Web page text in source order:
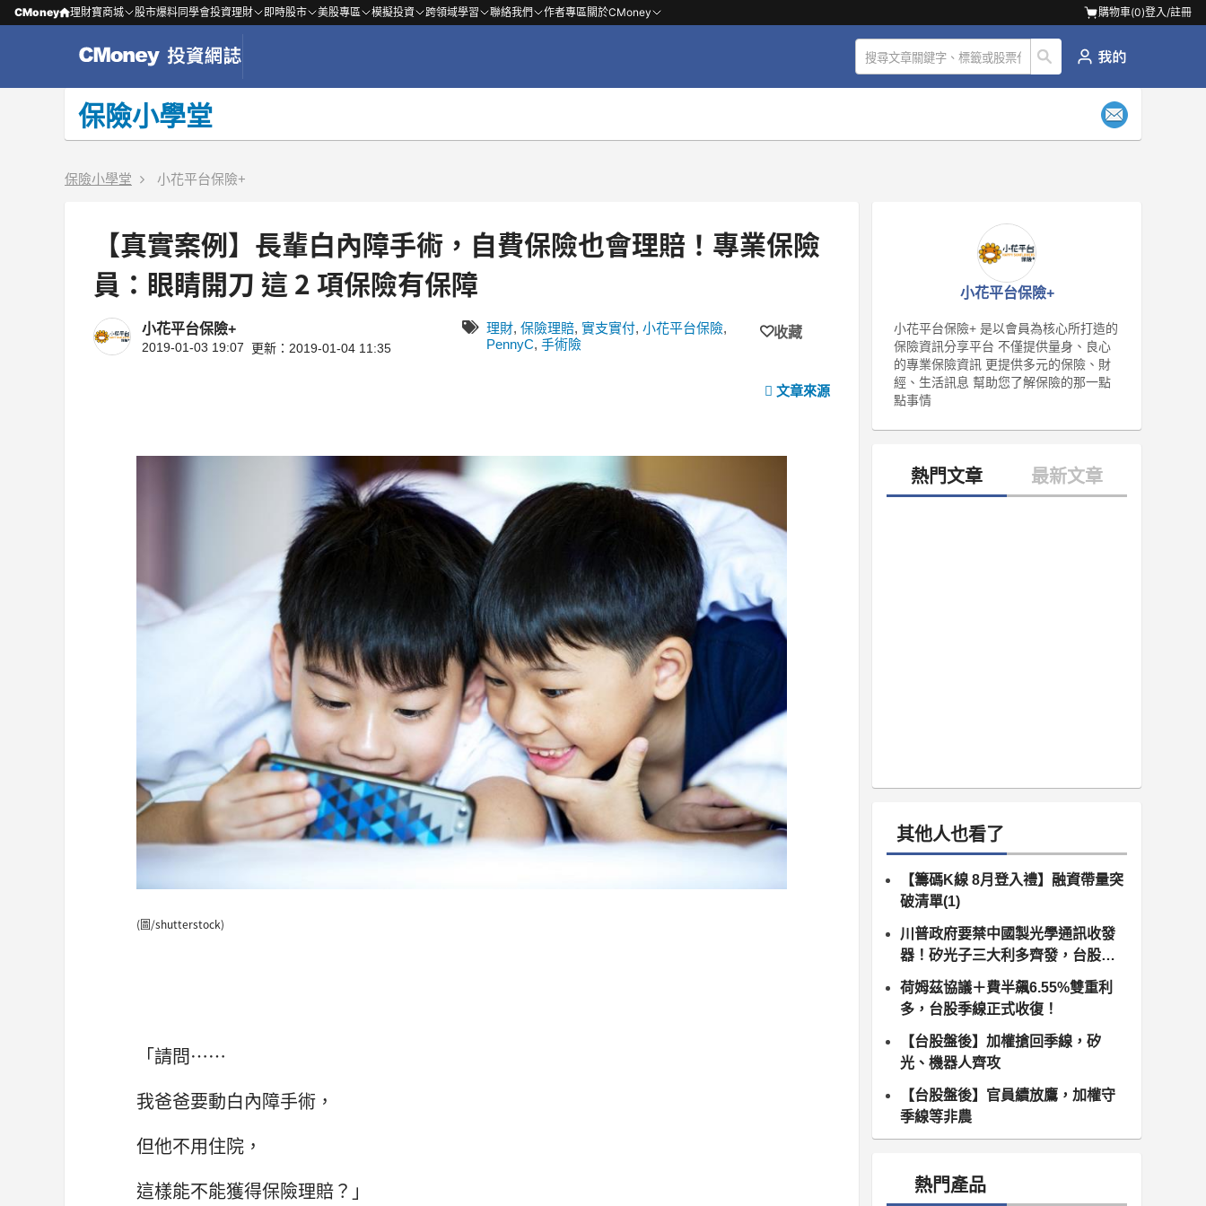
CMoney 理財寶商城 股市爆料同學會投資理財 即時股市 美股專區 模擬投資 跨領域學習 聯絡我們 作者專區關於CMoney 購物車(0)登入/註冊
保險小學堂
保險小學堂 小花平台保險+
【真實案例】長輩白內障手術，自費保險也會理賠！專業保險
員：眼睛開刀 這 2 項保險有保障
小花平台保險+
2019-01-03 19:07 更新：2019-01-04 11:35
理財, 保險理賠, 實支實付, 小花平台保險,
PennyC, 手術險
收藏
文章來源
(圖/shutterstock)
「請問……
我爸爸要動白內障手術，
但他不用住院，
這樣能不能獲得保險理賠？」
小花平台保險+
小花平台保險+ 是以會員為核心所打造的
保險資訊分享平台 不僅提供量身、良心
的專業保險資訊 更提供多元的保險、財
經、生活訊息 幫助您了解保險的那一點
點事情
其他人也看了
【籌碼K線 8月登入禮】融資帶量突
破清單(1)
川普政府要禁中國製光學通訊收發
器！矽光子三大利多齊發，台股供
應鏈同步噴出
荷姆茲協議＋費半飆6.55%雙重利
多，台股季線正式收復！
【台股盤後】加權搶回季線，矽
光、機器人齊攻
【台股盤後】官員續放鷹，加權守
季線等非農
熱門產品